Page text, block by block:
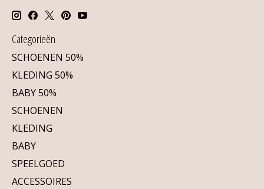
Categorieën
SCHOENEN 50%
KLEDING 50%
BABY 50%
SCHOENEN
KLEDING
BABY
SPEELGOED
ACCESSOIRES